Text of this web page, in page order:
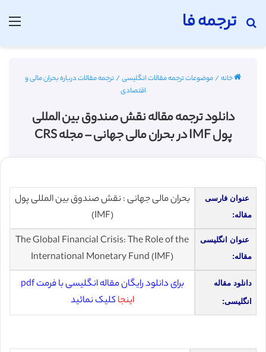
ترجمه فا
جستجو برای
خانه/موضوعات ترجمه مقالات انگلیسی/ترجمه مقالات درباره بحران مالی و
اقتصادی
دانلود ترجمه مقاله نقش صندوق بین المللی
پول IMF در بحران مالی جهانی – مجله CRS
عنوان فارسی
مقاله:
بحران مالی جهانی : نقش صندوق بین المللی پول
(IMF)
عنوان انگلیسی
مقاله:
The Global Financial Crisis: The Role of the
International Monetary Fund (IMF)
دانلود مقاله
انگلیسی:
برای دانلود رایگان مقاله انگلیسی با فرمت pdf
اینجاکلیک نمائید